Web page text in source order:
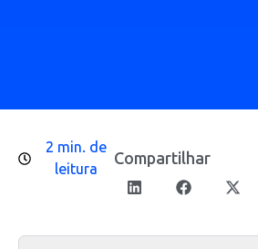
2 min. de
leitura
Compartilhar